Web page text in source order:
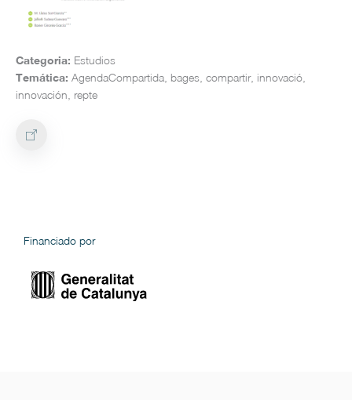
Categoria: Estudios
Temática: AgendaCompartida, bages, compartir, innovació,
innovación, repte
Financiado por